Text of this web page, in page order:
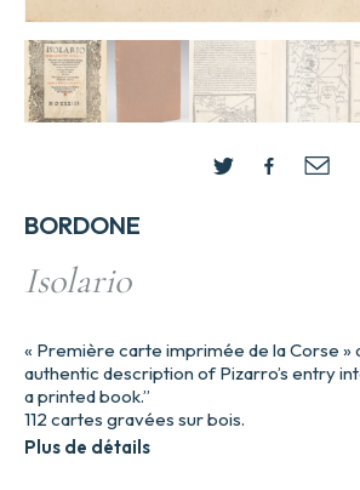
BORDONE
Isolario
« Première carte imprimée de la Corse »
authentic description of Pizarro’s entry
a printed book.”
112 cartes gravées sur bois.
Plus de détails